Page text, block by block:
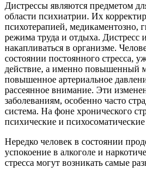
Дистрессы являются предметом
области психиатрии. Их
психотерапией, медикаментозно,
режима труда и отдыха. Дистресс
накапливаться в организме.
состоянии постоянного стресса,
действие, а именно повышенный
повышенное артериальное
рассеянное внимание. Эти
заболеваниям, особенно часто
система. На фоне хронического
психические и психосоматические
Нередко человек в состоянии
успокоение в алкоголе и
стресса могут возникать самые